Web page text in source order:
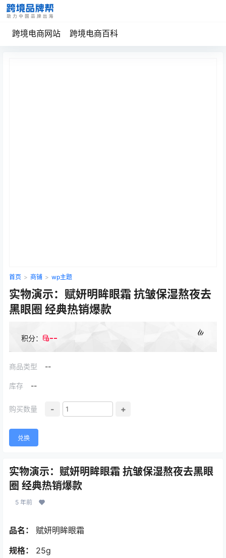
跨境电商网站 跨境电商百科
首页 > 商铺 > wp主题
实物演示：赋妍明眸眼霜 抗皱保湿熬夜去
黑眼圈 经典热销爆款
积分： --
商品类型 --
库存 --
购买数量 - +
兑换
实物演示：赋妍明眸眼霜 抗皱保湿熬夜去黑眼
圈 经典热销爆款
5 年前
品名：
赋妍明眸眼霜
规格：
25g